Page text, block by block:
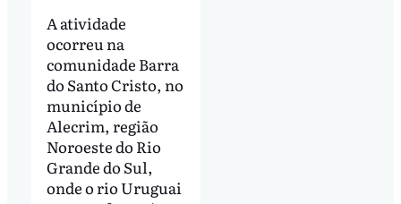
A atividade
ocorreu na
comunidade Barra
do Santo Cristo, no
município de
Alecrim, região
Noroeste do Rio
Grande do Sul,
onde o rio Uruguai